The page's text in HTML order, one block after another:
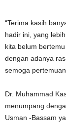
“Terima kasih
hadir ini, yang
kita belum
dengan adanya
semoga
Dr. Muhammad
menumpang
Usman -Bassam